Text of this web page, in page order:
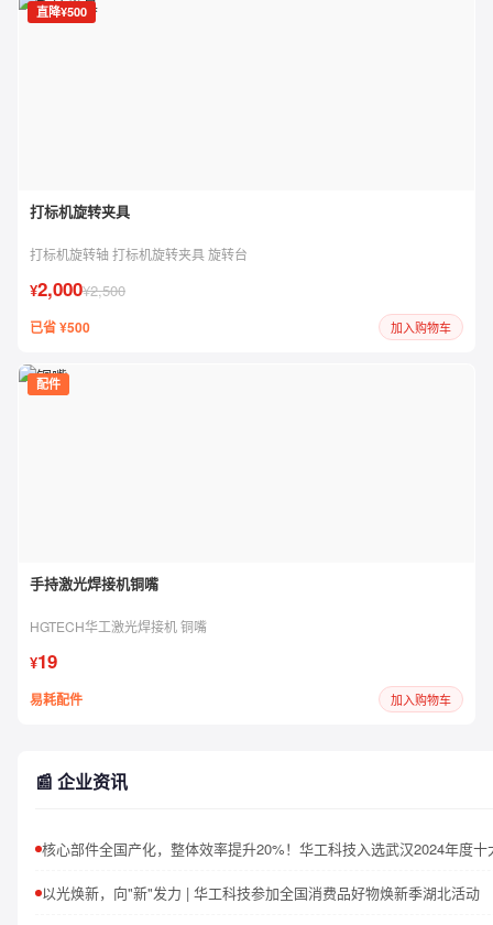
直降¥500
打标机旋转夹具
打标机旋转轴 打标机旋转夹具 旋转台
¥2,000¥2,500
已省 ¥500 加入购物车
配件
手持激光焊接机铜嘴
HGTECH华工激光焊接机 铜嘴
¥19
易耗配件 加入购物车
📰 企业资讯
以光焕新，向"新"发力 | 华工科技参加全国消费品好物焕新季湖北活动